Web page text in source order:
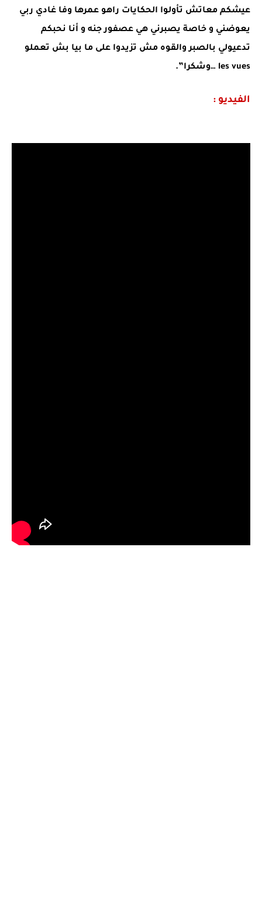
عيشكم معاتش تأولوا الحكايات راهو عمرها وفا غادي ربي
يعوضني و خاصة يصبرني هي عصفور جنه و أنا نحبكم
تدعيولي بالصبر والقوه مش تزيدوا على ما بيا بش تعملو
les vues …وشكرا”.
الفيديو :